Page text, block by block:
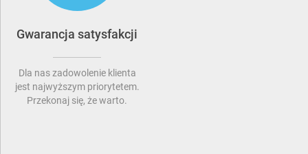
Gwarancja satysfakcji
Dla nas zadowolenie klienta
jest najwyższym priorytetem.
Przekonaj się, że warto.